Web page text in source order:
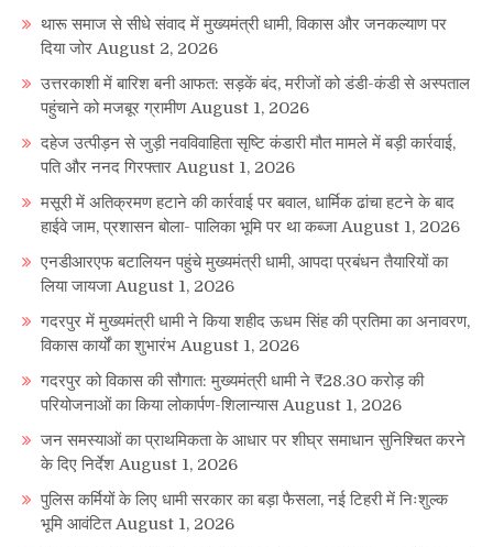
थारू समाज से सीधे संवाद में मुख्यमंत्री धामी, विकास और जनकल्याण पर
दिया जोर August 2, 2026
उत्तरकाशी में बारिश बनी आफत: सड़कें बंद, मरीजों को डंडी-कंडी से अस्पताल
पहुंचाने को मजबूर ग्रामीण August 1, 2026
दहेज उत्पीड़न से जुड़ी नवविवाहिता सृष्टि कंडारी मौत मामले में बड़ी कार्रवाई,
पति और ननद गिरफ्तार August 1, 2026
मसूरी में अतिक्रमण हटाने की कार्रवाई पर बवाल, धार्मिक ढांचा हटने के बाद
हाईवे जाम, प्रशासन बोला- पालिका भूमि पर था कब्जा August 1, 2026
एनडीआरएफ बटालियन पहुंचे मुख्यमंत्री धामी, आपदा प्रबंधन तैयारियों का
लिया जायजा August 1, 2026
गदरपुर में मुख्यमंत्री धामी ने किया शहीद ऊधम सिंह की प्रतिमा का अनावरण,
विकास कार्यों का शुभारंभ August 1, 2026
गदरपुर को विकास की सौगात: मुख्यमंत्री धामी ने ₹28.30 करोड़ की
परियोजनाओं का किया लोकार्पण-शिलान्यास August 1, 2026
जन समस्याओं का प्राथमिकता के आधार पर शीघ्र समाधान सुनिश्चित करने
के दिए निर्देश August 1, 2026
पुलिस कर्मियों के लिए धामी सरकार का बड़ा फैसला, नई टिहरी में निःशुल्क
भूमि आवंटित August 1, 2026